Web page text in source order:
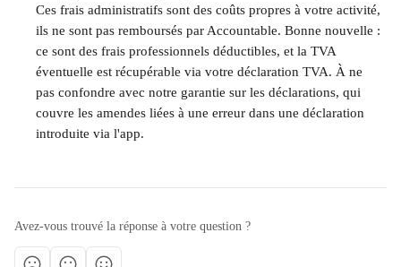
Ces frais administratifs sont des coûts propres à votre activité,
ils ne sont pas remboursés par Accountable. Bonne nouvelle :
ce sont des frais professionnels déductibles, et la TVA
éventuelle est récupérable via votre déclaration TVA. À ne
pas confondre avec notre garantie sur les déclarations, qui
couvre les amendes liées à une erreur dans une déclaration
introduite via l'app.
Avez-vous trouvé la réponse à votre question ?